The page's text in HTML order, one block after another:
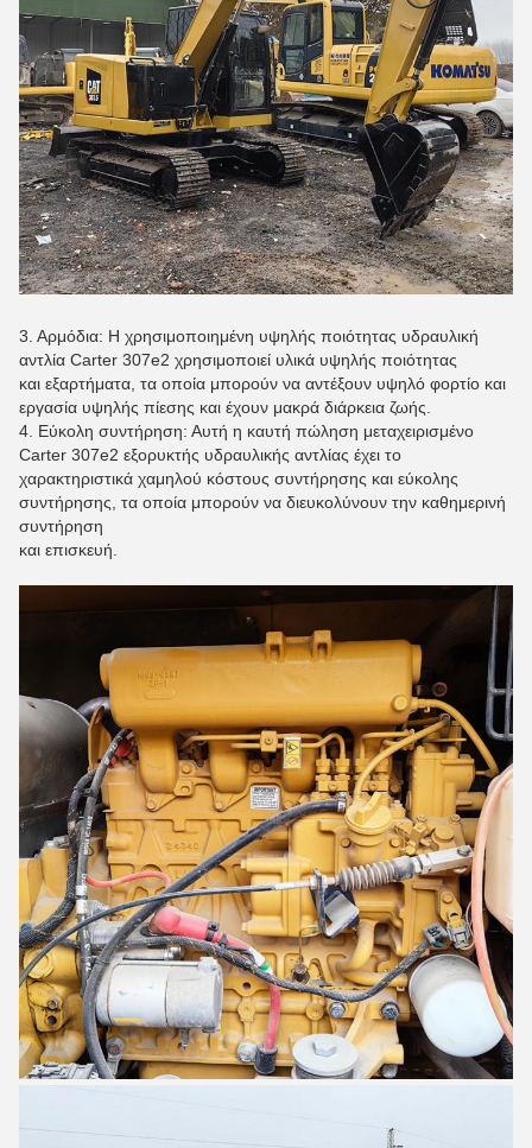
3. Αρμόδια: Η χρησιμοποιημένη υψηλής ποιότητας υδραυλική
αντλία Carter 307e2 χρησιμοποιεί υλικά υψηλής ποιότητας
και εξαρτήματα, τα οποία μπορούν να αντέξουν υψηλό φορτίο και
εργασία υψηλής πίεσης και έχουν μακρά διάρκεια ζωής.
4. Εύκολη συντήρηση: Αυτή η καυτή πώληση μεταχειρισμένο
Carter 307e2 εξορυκτής υδραυλικής αντλίας έχει το
χαρακτηριστικά χαμηλού κόστους συντήρησης και εύκολης
συντήρησης, τα οποία μπορούν να διευκολύνουν την καθημερινή
συντήρηση
και επισκευή.